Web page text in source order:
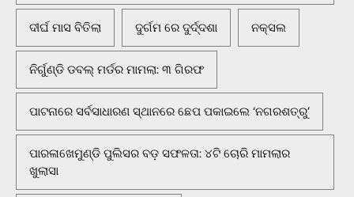
ଦୀର୍ଘ ମାସ ବିତିଲା ଦୁର୍ଗମ ରେ ଦୁର୍ଦ୍ଦଶା ନକ୍ସଲ
ନିର୍ଗୁଣ୍ଡି ଡବଲ୍ ମର୍ଡର ମାମଲା: ୩ ଗିରଫ
ପାଟନାରେ ସର୍ବସାଧାରଣ ସ୍ଥାନରେ ଛେପ ପକାଇଲେ ‘ନଗରଶତ୍ରୁ’
ପାରଳାଖେମୁଣ୍ଡି ପୁଲିସର ବଡ଼ ସଫଳତା: ୪ଟି ଚୋରି ମାମଲାର
ଖୁଲାସା